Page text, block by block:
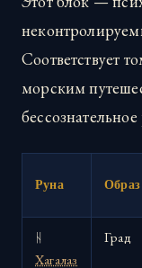
Соответствует
морским
Руна Образ
ᚺ
Хагалаз
Град